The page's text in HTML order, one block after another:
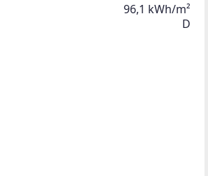
96,1 kWh/m²
D